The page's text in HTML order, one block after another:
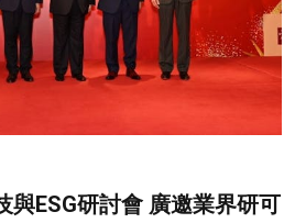
與ESG研討會 廣邀業界研可